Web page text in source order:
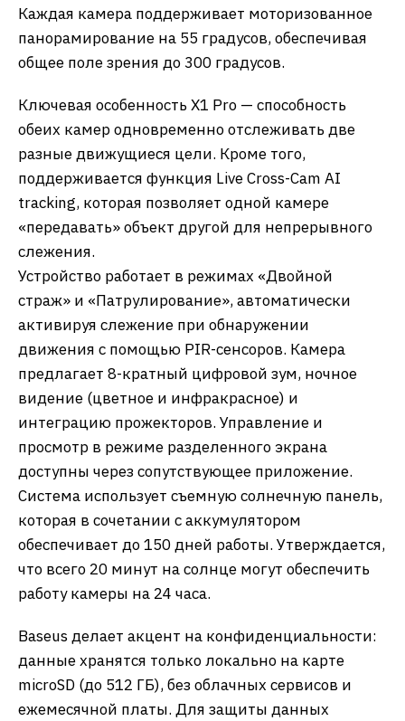
Каждая камера поддерживает моторизованное
панорамирование на 55 градусов, обеспечивая
общее поле зрения до 300 градусов.
Ключевая особенность X1 Pro — способность
обеих камер одновременно отслеживать две
разные движущиеся цели. Кроме того,
поддерживается функция Live Cross-Cam AI
tracking, которая позволяет одной камере
«передавать» объект другой для непрерывного
слежения.
​Устройство работает в режимах «Двойной
страж» и «Патрулирование», автоматически
активируя слежение при обнаружении
движения с помощью PIR-сенсоров. Камера
предлагает 8-кратный цифровой зум, ночное
видение (цветное и инфракрасное) и
интеграцию прожекторов. Управление и
просмотр в режиме разделенного экрана
доступны через сопутствующее приложение.
​Система использует съемную солнечную панель,
которая в сочетании с аккумулятором
обеспечивает до 150 дней работы. Утверждается,
что всего 20 минут на солнце могут обеспечить
работу камеры на 24 часа.
Baseus делает акцент на конфиденциальности:
данные хранятся только локально на карте
microSD (до 512 ГБ), без облачных сервисов и
ежемесячной платы. Для защиты данных